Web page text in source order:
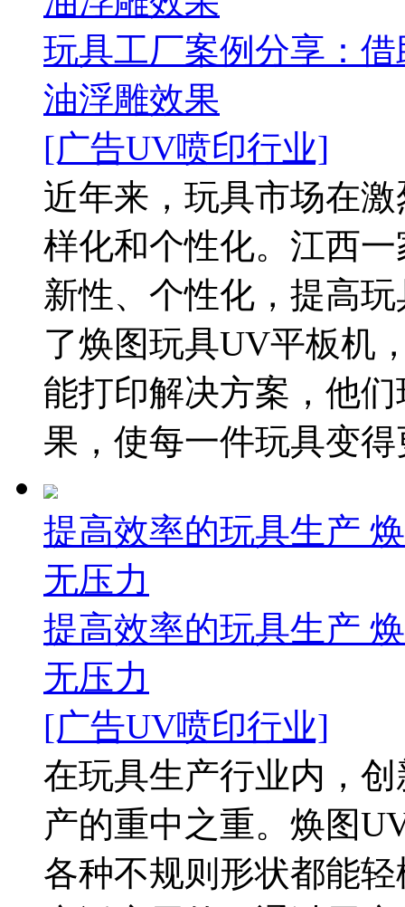
玩具工厂案例分享：
油浮雕效果
[广告UV喷印行业]
近年来，玩具市场在
样化和个性化。江西
新性、个性化，提高
了焕图玩具UV平板机
能打印解决方案，他
果，使每一件玩具变
提高效率的玩具生产
无压力
提高效率的玩具生产
无压力
[广告UV喷印行业]
在玩具生产行业内，
产的重中之重。焕图
各种不规则形状都能